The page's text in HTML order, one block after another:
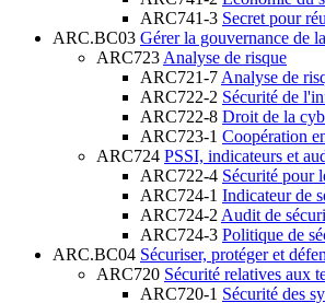
ARC741-3 Secret pour
ARC.BC03 Gérer la gouvernance de
ARC723 Analyse de risque
ARC721-7 Analyse de
ARC722-2 Sécurité de
ARC722-8 Droit de la
ARC723-1 Coopération
ARC724 PSSI, indicateurs et
ARC722-4 Sécurité pour
ARC724-1 Indicateur de
ARC724-2 Audit de
ARC724-3 Politique de
ARC.BC04 Sécuriser, protéger et
ARC720 Sécurité relatives aux
ARC720-1 Sécurité des